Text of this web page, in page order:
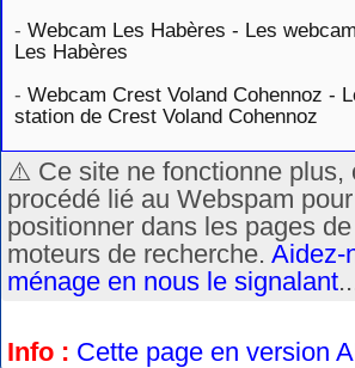
- Webcam Les Habères - Les
Les Habères
- Webcam Crest Voland Cohennoz -
station de Crest Voland Cohennoz
⚠️ Ce site ne fonctionne plus,
procédé lié au Webspam
positionner dans les pages
moteurs de recherche. Aidez-
ménage en nous le signalant
Info : Cette page en version